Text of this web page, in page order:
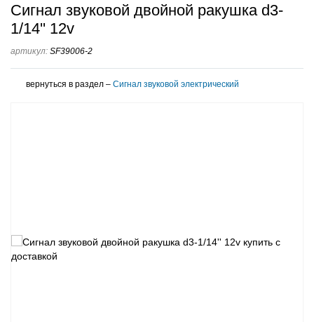
Сигнал звуковой двойной ракушка d3-
1/14'' 12v
артикул: SF39006-2
вернуться в раздел – Сигнал звуковой электрический